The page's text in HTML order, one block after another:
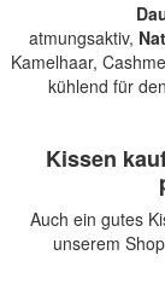
atmungsaktiv,
Kamelhaar,
kühlend für
Kissen
Auch ein gutes
unserem